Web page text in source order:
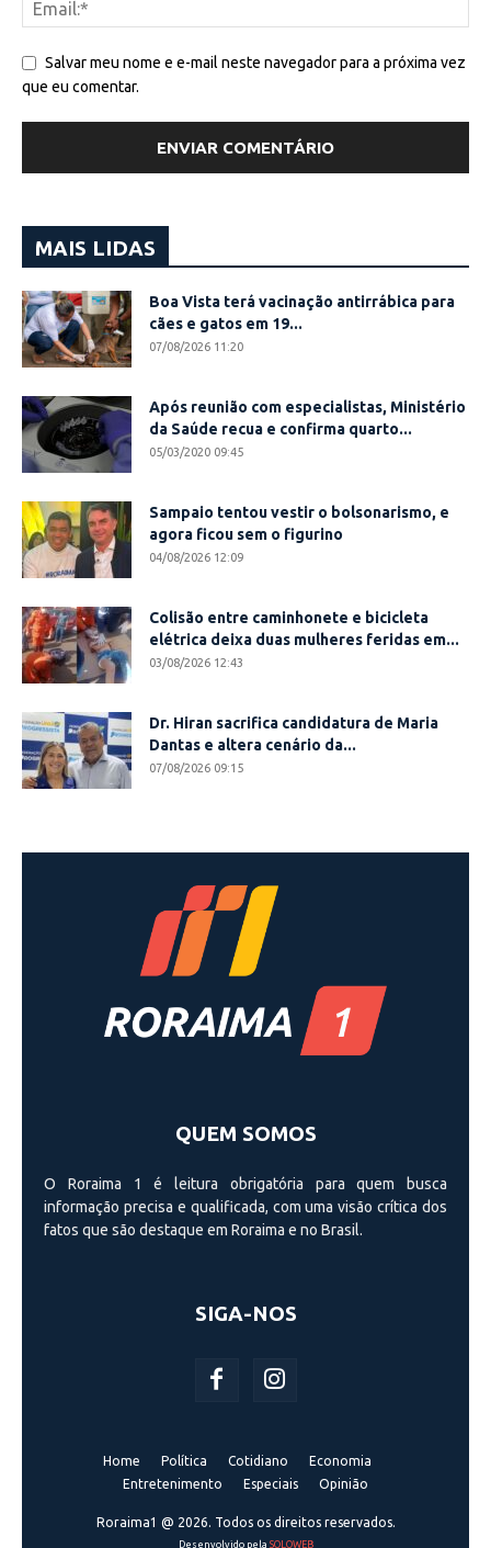
Salvar meu nome e e-mail neste navegador para a próxima vez
que eu comentar.
MAIS LIDAS
Boa Vista terá vacinação antirrábica para
cães e gatos em 19...
07/08/2026 11:20
Após reunião com especialistas, Ministério
da Saúde recua e confirma quarto...
05/03/2020 09:45
Sampaio tentou vestir o bolsonarismo, e
agora ficou sem o figurino
04/08/2026 12:09
Colisão entre caminhonete e bicicleta
elétrica deixa duas mulheres feridas em...
03/08/2026 12:43
Dr. Hiran sacrifica candidatura de Maria
Dantas e altera cenário da...
07/08/2026 09:15
QUEM SOMOS
O Roraima 1 é leitura obrigatória para quem busca
informação precisa e qualificada, com uma visão crí­tica dos
fatos que são destaque em Roraima e no Brasil.
SIGA-NOS
Home Política Cotidiano
Economia
Entretenimento
Especiais Opinião
Roraima1 @ 2026. Todos os direitos reservados.
Desenvolvido pela SOLOWEB